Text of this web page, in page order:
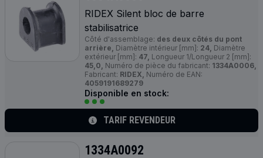
RIDEX Silent bloc de barre
stabilisatrice
Côté d'assemblage: des deux côtés du pont
arrière, Diamètre intérieur [mm]: 24, Diamètre
extérieur [mm]: 47, Longueur 1/Longueur 2 [mm]:
45,0, Numéro de pièce du fabricant: 1334A0006,
Fabricant: RIDEX, Numéro de EAN:
4059191689279
Disponible en stock:
TARIF REVENDEUR
1334A0092